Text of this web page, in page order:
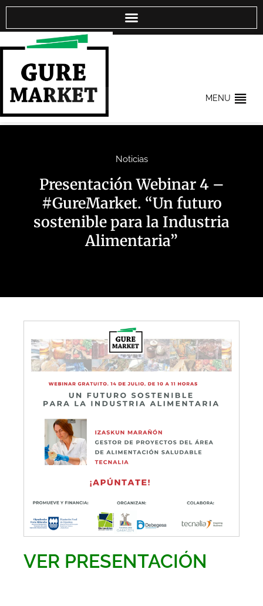
MENU
Noticias
Presentación Webinar 4 –
#GureMarket. “Un futuro
sostenible para la Industria
Alimentaria”
VER PRESENTACIÓN